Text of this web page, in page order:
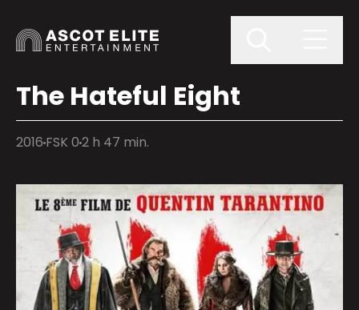
The Hateful Eight
2016 FSK 02 h 47 min.